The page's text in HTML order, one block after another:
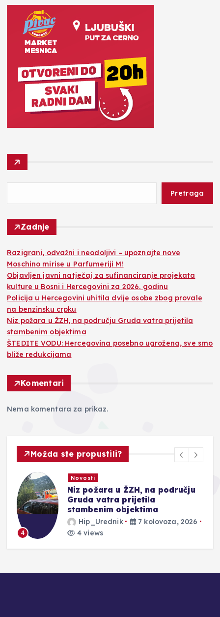
Pretraga
Zadnje
Razigrani, odvažni i neodoljivi – upoznajte nove
Moschino mirise u Parfumeriji M!
Objavljen javni natječaj za sufinanciranje projekata
kulture u Bosni i Hercegovini za 2026. godinu
Policija u Hercegovini uhitila dvije osobe zbog provale
na benzinsku crpku
Niz požara u ŽZH, na području Gruda vatra prijetila
stambenim objektima
ŠTEDITE VODU: Hercegovina posebno ugrožena, sve smo
bliže redukcijama
Komentari
Nema komentara za prikaz.
Možda ste propustili?
požara u ŽZH, na području
vatra prijetila
objektima
Hip_Urednik
7 kolovoza, 2026
4 views